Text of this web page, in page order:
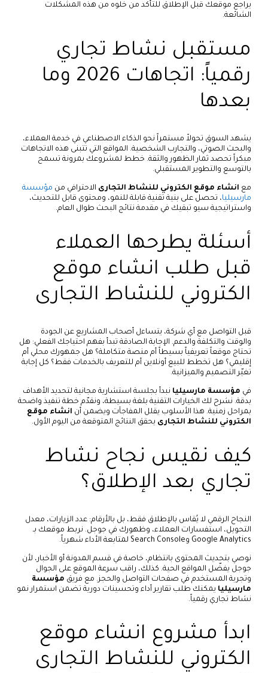
يراجع موقعك قبل الإطلاق للتأكد من خلوه من هذه المشكلات
الشائعة.
مستقبل نشاط تجاري
رقمياً: اتجاهات 2026 وما
بعدها
يشهد السوق تحولاً مستمراً نحو الذكاء الاصطناعي في خدمة العملاء،
والبحث الصوتي، والتجارب الشخصية. المواقع التي تتبنى هذه الاتجاهات
مبكراً تحصد ثمار الظهور والثقة. خطط لمشروعك بمرونة تسمح
بالتوسع والتطوير المستقبلي.
مع انشاء موقع الكتروني للنشاط التجارى الاحترافي من مؤسسة
مارسيليا، تحصل على بنية تقنية قابلة للنمو، ومحتوى قابل للتحديث،
واستراتيجية سيو تبقيك في مقدمة نتائج البحث طوال العام.
أسئلة يطرحها العملاء
قبل طلب انشاء موقع
الكتروني للنشاط التجارى
قبل التواصل مع أي شركة، يتساءل أصحاب المشاريع عن الجودة
والوقت والتكلفة والدعم. الإجابة الصادقة تبدأ بفهم احتياجك الفعلي: هل
تحتاج موقعاً تعريفياً بسيطاً أم منصة متكاملة؟ هل جمهورك محلي أم
إقليمي؟ هل تخطط للبيع أونلاين أم للتعريف بالخدمات فقط؟ كل إجابة
تغيّر التصميم والميزانية.
في مؤسسة مارسيليا نبدأ بجلسة استشارية مجانية لتحديد الأهداف
بدقة. نشرح لك الخيارات التقنية بلغة بسيطة، ونقدّم خطة تنفيذ واضحة
بمراحل زمنية. هذا الأسلوب يقلل المفاجآت ويضمن أن انشاء موقع
الكتروني للنشاط التجارى يحقق النتائج المتوقعة من اليوم الأول.
كيف نقيس نجاح نشاط
تجاري بعد الإطلاق؟
النجاح الرقمي لا يُقاس بالإطلاق فقط، بل بالأرقام: عدد الزيارات، معدل
التحويل، استفسارات العملاء، وظهورك في جوجل. نربط موقعك بـ
Google Analytics وSearch Console لمتابعة الأداء شهرياً.
نوصي بتحديث المحتوى بانتظام، خاصة في قسم المدونة أو الأخبار، لأن
جوجل يفضّل المواقع الحية. كذلك، راقب سرعة الموقع على الجوال
وتجربة المستخدم في صفحات التواصل والحجز. مع فريق مؤسسة
مارسيليا يمكنك طلب تقارير أداء وتحسينات دورية تضمن استمرار نمو
نشاط تجاري رقمياً.
ابدأ مشروع انشاء موقع
الكتروني للنشاط التجارى